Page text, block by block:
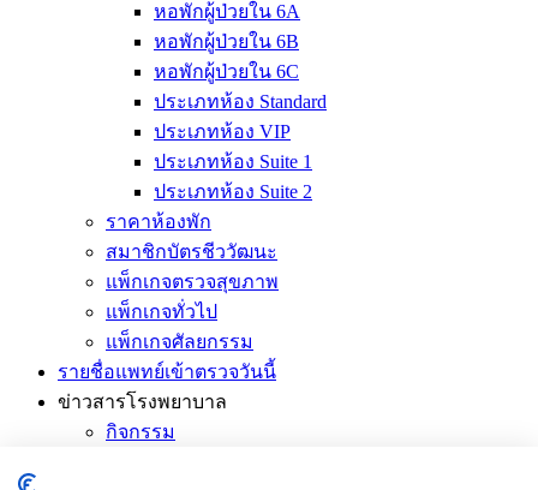
หอพักผู้ป่วยใน 6A
หอพักผู้ป่วยใน 6B
หอพักผู้ป่วยใน 6C
ประเภทห้อง Standard
ประเภทห้อง VIP
ประเภทห้อง Suite 1
ประเภทห้อง Suite 2
ราคาห้องพัก
สมาชิกบัตรชีววัฒนะ
แพ็กเกจตรวจสุขภาพ
แพ็กเกจทั่วไป
แพ็กเกจศัลยกรรม
รายชื่อแพทย์เข้าตรวจวันนี้
ข่าวสารโรงพยาบาล
กิจกรรม